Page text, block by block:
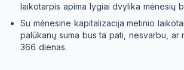
laikotarpis apima lygiai dvylika mėnesių
Su mėnesine kapitalizacija metinio
palūkanų suma bus ta pati, nesvarbu, ar
366 dienas.